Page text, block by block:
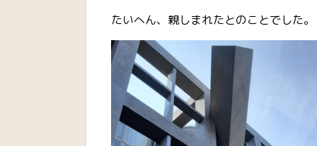
たいへん、親しまれたとのことでした。